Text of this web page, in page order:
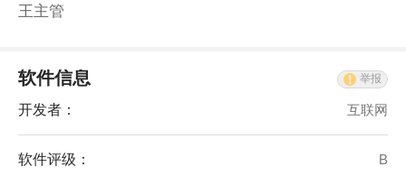
王主管
软件信息 举报
开发者： 互联网
软件评级： B